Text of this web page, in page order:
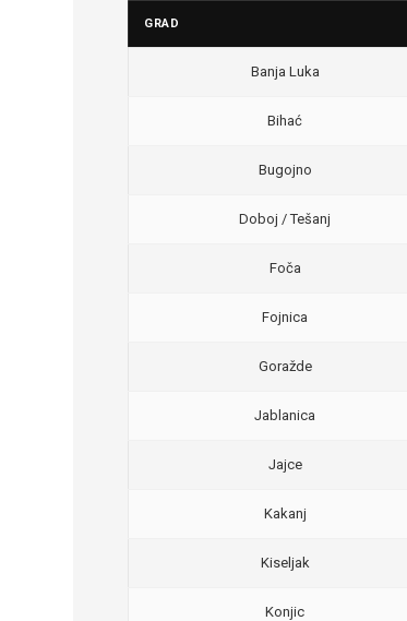
GRAD
Banja Luka
Bihać
Bugojno
Doboj / Tešanj
Foča
Fojnica
Goražde
Jablanica
Jajce
Kakanj
Kiseljak
Konjic